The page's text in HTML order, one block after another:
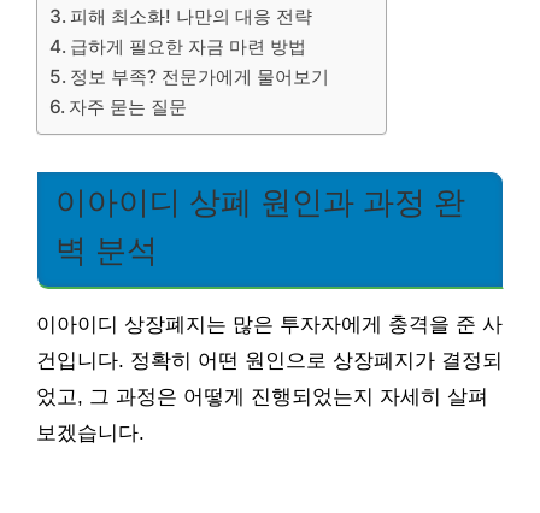
피해 최소화! 나만의 대응 전략
급하게 필요한 자금 마련 방법
정보 부족? 전문가에게 물어보기
자주 묻는 질문
이아이디 상폐 원인과 과정 완
벽 분석
이아이디 상장폐지는 많은 투자자에게 충격을 준 사
건입니다. 정확히 어떤 원인으로 상장폐지가 결정되
었고, 그 과정은 어떻게 진행되었는지 자세히 살펴
보겠습니다.